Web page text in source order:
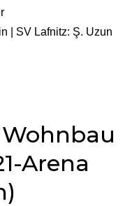
| SV Lafnitz: Ş. Uzun
Arena